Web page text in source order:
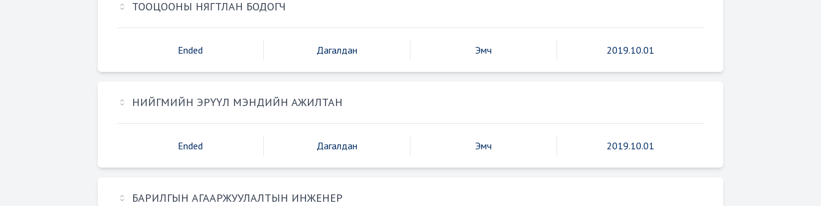
ТООЦООНЫ НЯГТЛАН БОДОГЧ
Ended Дагалдан Эмч 2019.10.01
НИЙГМИЙН ЭРҮҮЛ МЭНДИЙН АЖИЛТАН
Ended Дагалдан Эмч 2019.10.01
БАРИЛГЫН АГААРЖУУЛАЛТЫН ИНЖЕНЕР